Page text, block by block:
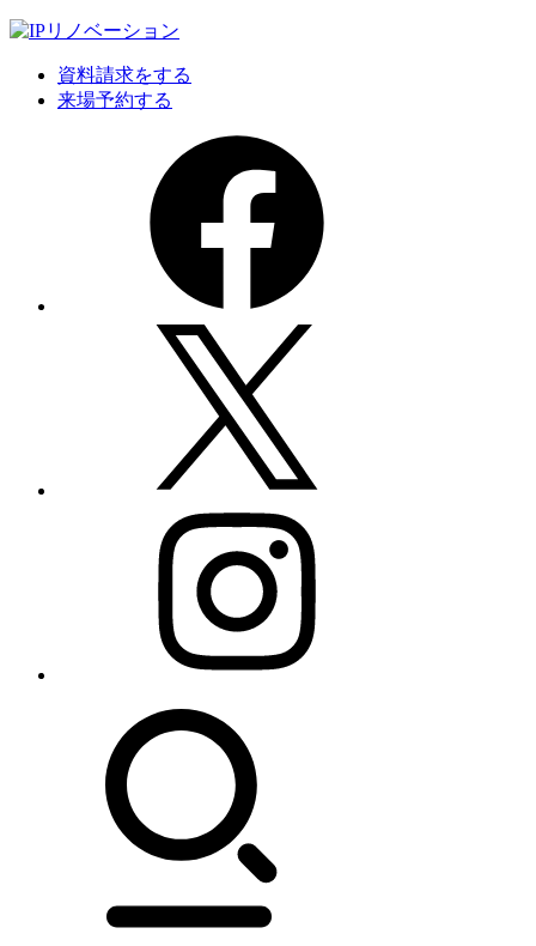
資料請求をする
来場予約する